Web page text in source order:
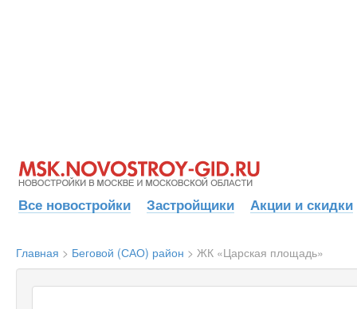
Все новостройки Застройщики Акции и скидки
Главная > Беговой (САО) район > ЖК «Царская площадь»